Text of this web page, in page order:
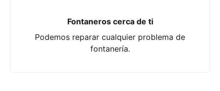
Fontaneros cerca de ti
Podemos reparar cualquier problema de
fontanería.